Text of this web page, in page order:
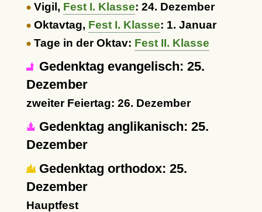
Vigil, Fest I. Klasse: 24. Dezember
Oktavtag, Fest I. Klasse: 1. Januar
Tage in der Oktav: Fest II. Klasse
Gedenktag evangelisch: 25.
Dezember
zweiter Feiertag: 26. Dezember
Gedenktag anglikanisch: 25.
Dezember
Gedenktag orthodox: 25.
Dezember
Hauptfest